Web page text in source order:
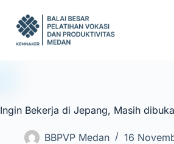
k
c
o
Ingin Bekerja di Jepang, Masih
BBPVP Medan
16